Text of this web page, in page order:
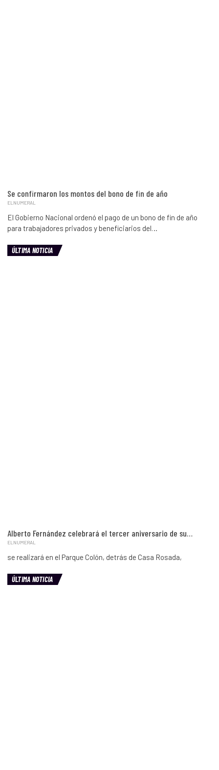
Se confirmaron los montos del bono de fin de año
ELNUMERAL
El Gobierno Nacional ordenó el pago de un bono de fin de año
para trabajadores privados y beneficiarios del…
ÚLTIMA NOTICIA
Alberto Fernández celebrará el tercer aniversario de su…
ELNUMERAL
se realizará en el Parque Colón, detrás de Casa Rosada,
ÚLTIMA NOTICIA